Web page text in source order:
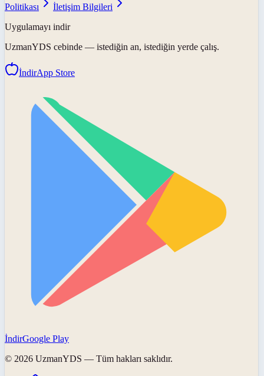
Politikası
İletişim Bilgileri
Uygulamayı indir
UzmanYDS cebinde — istediğin an, istediğin yerde çalış.
İndirApp Store
İndirGoogle Play
© 2026 UzmanYDS — Tüm hakları saklıdır.